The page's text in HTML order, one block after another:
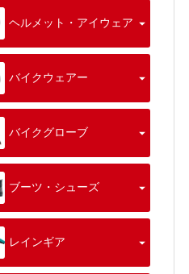
ヘルメット・アイウェア
バイクウェアー
バイクグローブ
ブーツ・シューズ
レインギア